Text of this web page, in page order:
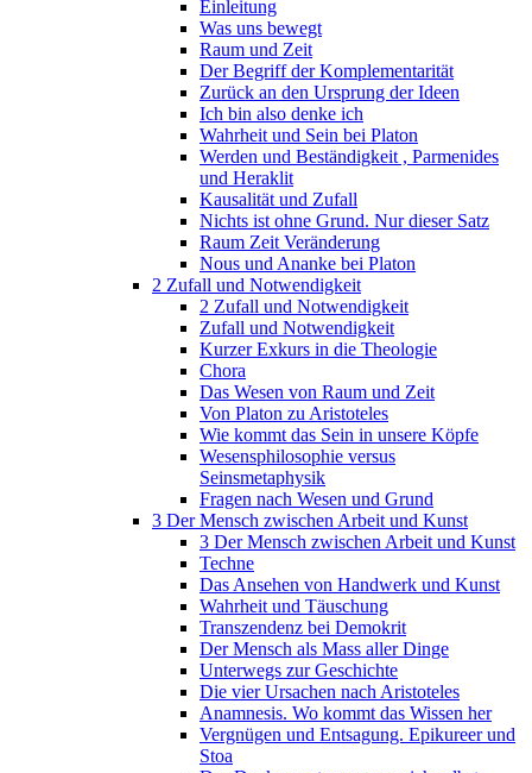
Einleitung
Was uns bewegt
Raum und Zeit
Der Begriff der Komplementarität
Zurück an den Ursprung der Ideen
Ich bin also denke ich
Wahrheit und Sein bei Platon
Werden und Beständigkeit , Parmenides
und Heraklit
Kausalität und Zufall
Nichts ist ohne Grund. Nur dieser Satz
Raum Zeit Veränderung
Nous und Ananke bei Platon
2 Zufall und Notwendigkeit
2 Zufall und Notwendigkeit
Zufall und Notwendigkeit
Kurzer Exkurs in die Theologie
Chora
Das Wesen von Raum und Zeit
Von Platon zu Aristoteles
Wie kommt das Sein in unsere Köpfe
Wesensphilosophie versus
Seinsmetaphysik
Fragen nach Wesen und Grund
3 Der Mensch zwischen Arbeit und Kunst
3 Der Mensch zwischen Arbeit und Kunst
Techne
Das Ansehen von Handwerk und Kunst
Wahrheit und Täuschung
Transzendenz bei Demokrit
Der Mensch als Mass aller Dinge
Unterwegs zur Geschichte
Die vier Ursachen nach Aristoteles
Anamnesis. Wo kommt das Wissen her
Vergnügen und Entsagung. Epikureer und
Stoa